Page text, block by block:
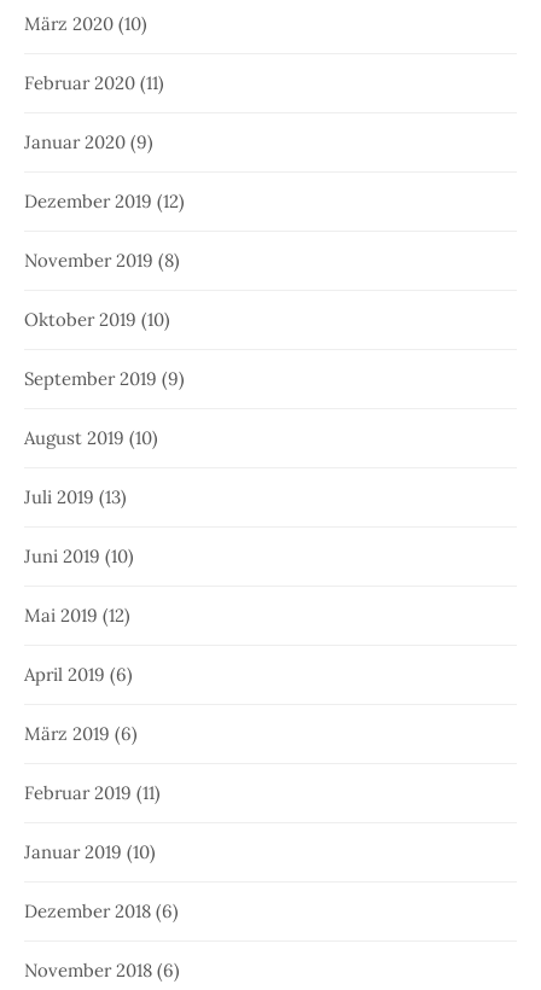
März 2020 (10)
Februar 2020 (11)
Januar 2020 (9)
Dezember 2019 (12)
November 2019 (8)
Oktober 2019 (10)
September 2019 (9)
August 2019 (10)
Juli 2019 (13)
Juni 2019 (10)
Mai 2019 (12)
April 2019 (6)
März 2019 (6)
Februar 2019 (11)
Januar 2019 (10)
Dezember 2018 (6)
November 2018 (6)